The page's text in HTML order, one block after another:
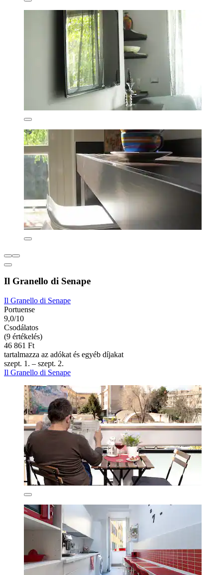
Il Granello di Senape
Il Granello di Senape
Portuense
9,0/10
Csodálatos
(9 értékelés)
46 861 Ft
tartalmazza az adókat és egyéb díjakat
szept. 1. – szept. 2.
Il Granello di Senape